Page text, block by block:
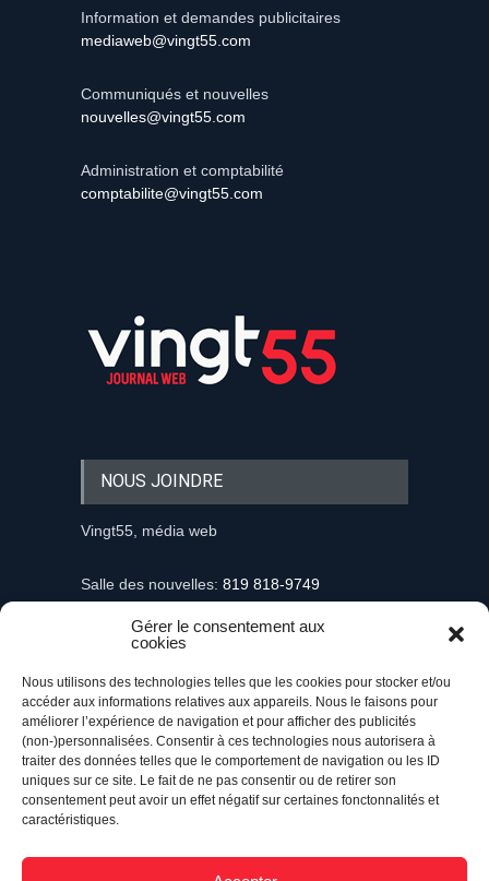
Gérer le consentement aux
cookies
Nous utilisons des technologies telles que les cookies pour stocker et/ou
accéder aux informations relatives aux appareils. Nous le faisons pour
améliorer l’expérience de navigation et pour afficher des publicités
(non-)personnalisées. Consentir à ces technologies nous autorisera à
traiter des données telles que le comportement de navigation ou les ID
uniques sur ce site. Le fait de ne pas consentir ou de retirer son
consentement peut avoir un effet négatif sur certaines fonctonnalités et
caractéristiques.
Information et demandes publicitaires
mediaweb@vingt55.com
Communiqués et nouvelles
nouvelles@vingt55.com
Administration et comptabilité
comptabilite@vingt55.com
NOUS JOINDRE
Vingt55, média web
Salle des nouvelles: 819 818-9749
Information et demandes publicitaires
Communiqués et nouvelles
nouvelles@vingt55.com
Administration et comptabilité
comptabilite@vingt55.com